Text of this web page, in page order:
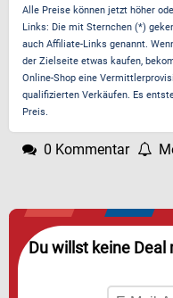
Alle Preise können jetzt höher
Links: Die mit Sternchen (*)
auch Affiliate-Links genannt.
der Zielseite etwas kaufen,
Online-Shop eine
qualifizierten Verkäufen. Es
Preis.
0 Kommentar
Du willst keine Deal